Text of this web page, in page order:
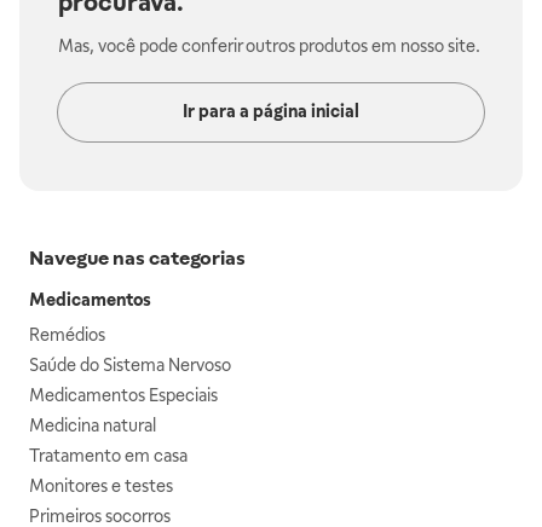
Mas, você pode conferir outros produtos em nosso site.
Ir para a página inicial
Navegue nas categorias
Medicamentos
Remédios
Saúde do Sistema Nervoso
Medicamentos Especiais
Medicina natural
Tratamento em casa
Monitores e testes
Primeiros socorros